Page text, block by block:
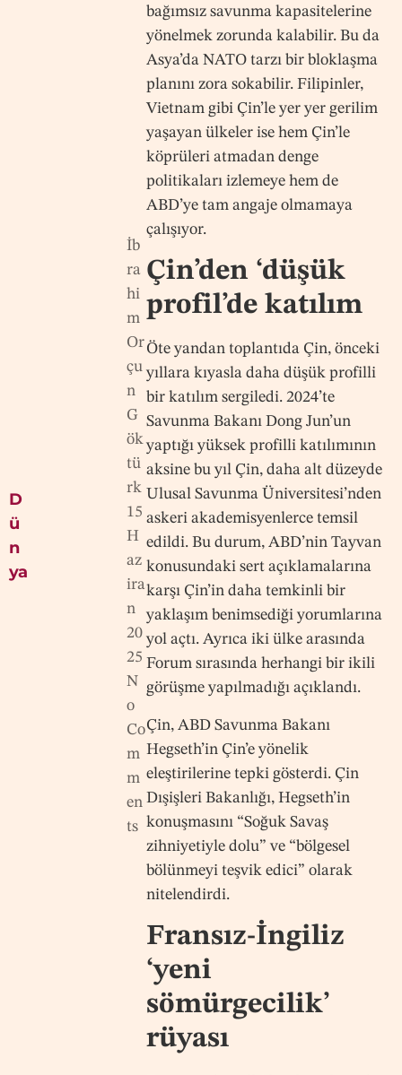
D
ü
n
ya
İb
ra
hi
m
Or
çu
n
G
ök
tü
rk
15
H
az
ira
n
20
25
N
o
Co
m
m
en
ts
bağımsız savunma kapasitelerine
yönelmek zorunda kalabilir. Bu da
Asya’da NATO tarzı bir bloklaşma
planını zora sokabilir. Filipinler,
Vietnam gibi Çin’le yer yer gerilim
yaşayan ülkeler ise hem Çin’le
köprüleri atmadan denge
politikaları izlemeye hem de
ABD’ye tam angaje olmamaya
çalışıyor.
Çin’den ‘düşük
profil’de katılım
Öte yandan toplantıda Çin, önceki
yıllara kıyasla daha düşük profilli
bir katılım sergiledi. 2024’te
Savunma Bakanı Dong Jun’un
yaptığı yüksek profilli katılımının
aksine bu yıl Çin, daha alt düzeyde
Ulusal Savunma Üniversitesi’nden
askeri akademisyenlerce temsil
edildi. Bu durum, ABD’nin Tayvan
konusundaki sert açıklamalarına
karşı Çin’in daha temkinli bir
yaklaşım benimsediği yorumlarına
yol açtı. Ayrıca iki ülke arasında
Forum sırasında herhangi bir ikili
görüşme yapılmadığı açıklandı.
Çin, ABD Savunma Bakanı
Hegseth’in Çin’e yönelik
eleştirilerine tepki gösterdi. Çin
Dışişleri Bakanlığı, Hegseth’in
konuşmasını “Soğuk Savaş
zihniyetiyle dolu” ve “bölgesel
bölünmeyi teşvik edici” olarak
nitelendirdi.
Fransız-İngiliz
‘yeni
sömürgecilik’
rüyası